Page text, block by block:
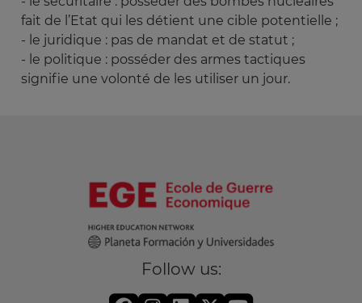
fait de l’Etat qui les détient une cible potentielle ;
- le juridique : pas de mandat et de statut ;
- le politique : posséder des armes tactiques
signifie une volonté de les utiliser un jour.
Follow us: